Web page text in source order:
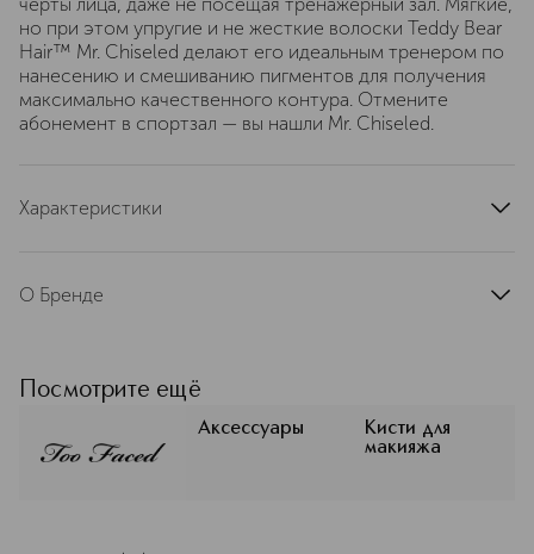
но при этом упругие и не жесткие волоски Teddy Bear
Hair™ Mr. Chiseled делают его идеальным тренером по
нанесению и смешиванию пигментов для получения
максимально качественного контура. Отмените
абонемент в спортзал — вы нашли Mr. Chiseled.
Характеристики
страна производства
О Бренде
который умеет веселиться! C
момента основания в 1998 году
является Cruelty Free брендом,
воспевает игривый подход к жизни,
Посмотрите ещё
Аксессуары
Кисти для
макияжа